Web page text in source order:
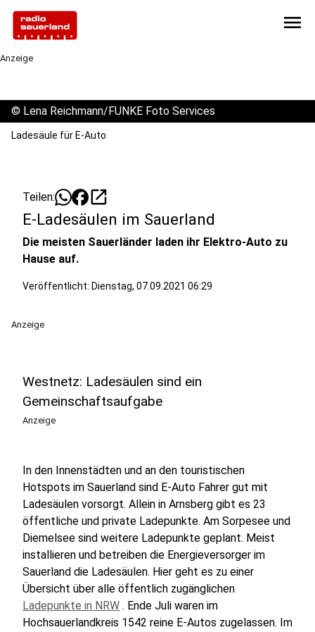
menu
Anzeige
© Lena Reichmann/FUNKE Foto Services
Ladesäule für E-Auto
Teilen: open_in_new
E-Ladesäulen im Sauerland
Die meisten Sauerländer laden ihr Elektro-Auto zu
Hause auf.
Veröffentlicht: Dienstag, 07.09.2021 06:29
Anzeige
Westnetz: Ladesäulen sind ein
Gemeinschaftsaufgabe
Anzeige
In den Innenstädten und an den touristischen
Hotspots im Sauerland sind E-Auto Fahrer gut mit
Ladesäulen vorsorgt. Allein in Arnsberg gibt es 23
öffentliche und private Ladepunkte. Am Sorpesee und
Diemelsee sind weitere Ladepunkte geplant. Meist
installieren und betreiben die Energieversorger im
Sauerland die Ladesäulen. Hier geht es zu einer
Übersicht über alle öffentlich zugänglichen
Ladepunkte in NRW . Ende Juli waren im
Hochsauerlandkreis 1542 reine E-Autos zugelassen. Im